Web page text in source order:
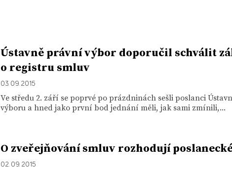
Ústavně právní výbor doporučil schválit
o registru smluv
03. 09. 2015
Ve středu 2. září se poprvé po prázdninách sešli poslanci
výboru a hned jako první bod jednání měli, jak sami zmínili,...
O zveřejňování smluv rozhodují
02. 09. 2015